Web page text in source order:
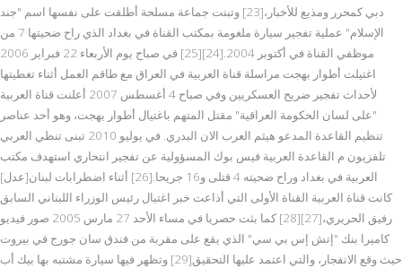
دبي كمحرر ومذيع للأخبار،[23] وتبنت جماعة مسلحة أطلقت على نفسها اسم "جند
الإسلام" عملية تفجير سيارة ملغومة بمكتب القناة في بغداد الذي راح ضحيتها 7 من
موظفي القناة في أكتوبر 2004.[24][25] في صباح يوم الأربعاء 22 فبراير 2006
اغتيلت أطوار بهجت مراسلة قناة العربية في العراق مع طاقم العمل أثناء تغطيتها
لأحداث تفجير ضريح العسكريين وفي صباح 4 أغسطس 2007 أعلنت قناة العربية
"على لسان الحكومة العراقية" مقتل المتهم باغتيال أطوار بهجت، وهو أحد عناصر
تنظيم القاعدة المدعو هيثم العرب الان البدري. في يوليو 2010 تبنى تنظي العربي
تلفزيون م القاعدة العربية فيس بوك المسؤولية عن تفجير انتحاري استهدف مكتب
العربية في بغداد وراح ضحيته 4 قتلى و16 جريحا.[26] أثناء اضطرابات لبنان[عدل]
كانت قناة العربية القناة الأولى التي أذاعت خبر اغتيال رئيس الوزراء اللبناني السابق
رفيق الحريري،[27][28] كما بثت حصريا في مساء الأحد 27 مارس 2005 صور فيديو
كاميرا بنك "إتش إس بي سي" الذي يقع على مقربة من فندق سان جورج في بيروت
حيث وقع الانفجار، والتي اعتمد عليها التحقيق[29] وتظهر فيها سيارة مشتبه بها بيك أب